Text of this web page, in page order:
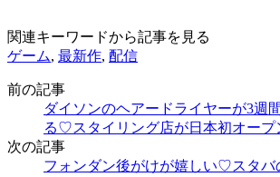
関連キーワードから記事を見る
ゲーム, 最新作, 配信
前の記事
ダイソンのヘアードライヤーが3週
る♡スタイリング店が日本初オープ
次の記事
フォンダン後がけが嬉しい♡スタバ